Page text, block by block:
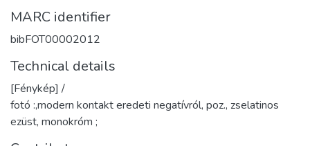
MARC identifier
bibFOT00002012
Technical details
[Fénykép] /
fotó :,modern kontakt eredeti negatívról, poz., zselatinos
ezüst, monokróm ;